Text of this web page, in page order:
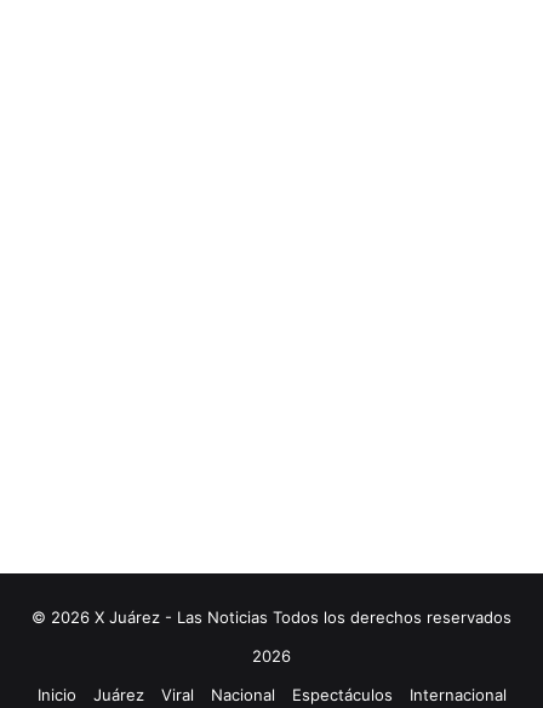
© 2026 X Juárez - Las Noticias Todos los derechos reservados
2026
Inicio
Juárez Viral Nacional Espectáculos Internacional